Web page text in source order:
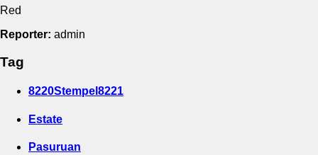
Red
Reporter: admin
Tag
8220Stempel8221
Estate
Pasuruan